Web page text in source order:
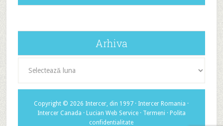
Arhiva
Copyright © 2026 Intercer, din 1997 · Intercer Romania ·
Intercer Canada · Lucian Web Service· Termeni · Polita
confidentialitate